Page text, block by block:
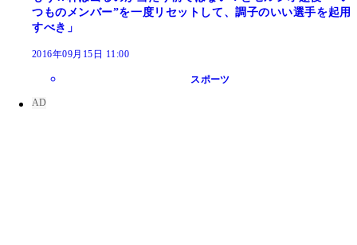
つものメンバー”を一度リセットして、調子のいい選手を起用
すべき」
2016年09月15日 11:00
スポーツ